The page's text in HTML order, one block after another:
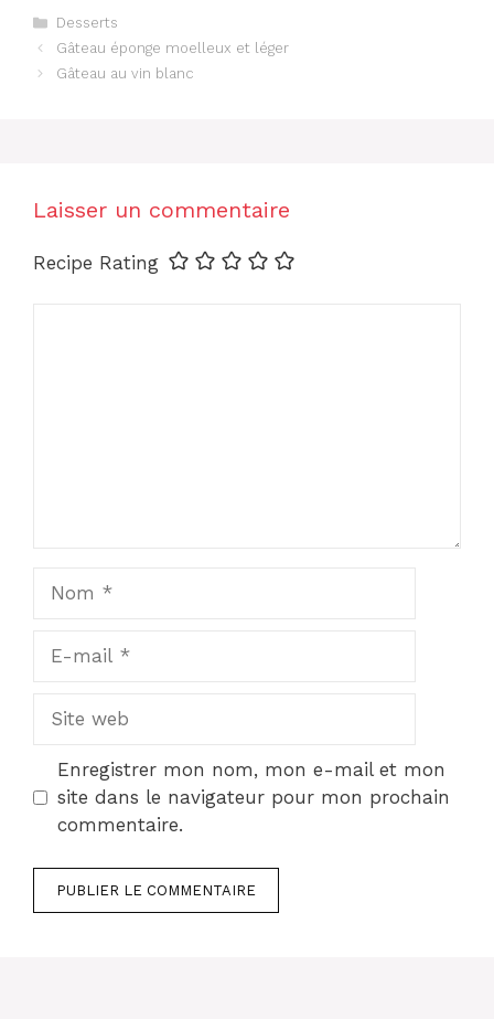
Catégories
Desserts
Gâteau éponge moelleux et léger
Gâteau au vin blanc
Laisser un commentaire
Recipe Rating
Site
Enregistrer mon nom, mon e-mail et mon
site dans le navigateur pour mon prochain
commentaire.